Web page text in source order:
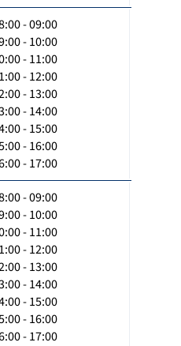
- 09:00
- 10:00
- 11:00
- 12:00
- 13:00
- 14:00
- 15:00
- 16:00
- 17:00
- 09:00
- 10:00
- 11:00
- 12:00
- 13:00
- 14:00
- 15:00
- 16:00
- 17:00